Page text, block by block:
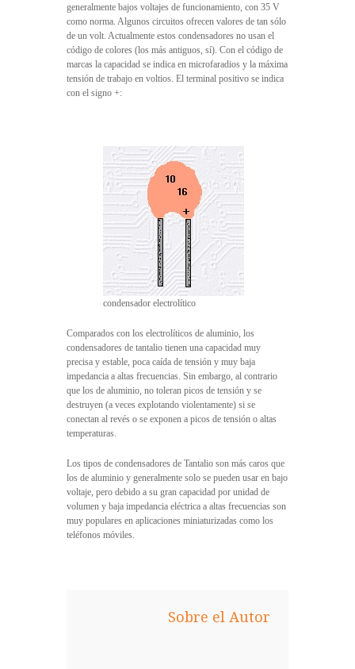
generalmente bajos voltajes de funcionamiento, con 35 V
como norma. Algunos circuitos ofrecen valores de tan sólo
de un volt. Actualmente estos condensadores no usan el
código de colores (los más antiguos, sí). Con el código de
marcas la capacidad se indica en microfaradios y la máxima
tensión de trabajo en voltios. El terminal positivo se indica
con el signo +:
condensador electrolítico
Comparados con los electrolíticos de aluminio, los
condensadores de tantalio tienen una capacidad muy
precisa y estable, poca caída de tensión y muy baja
impedancia a altas frecuencias. Sin embargo, al contrario
que los de aluminio, no toleran picos de tensión y se
destruyen (a veces explotando violentamente) si se
conectan al revés o se exponen a picos de tensión o altas
temperaturas.
Los tipos de condensadores de Tantalio son más caros que
los de aluminio y generalmente solo se pueden usar en bajo
voltaje, pero debido a su gran capacidad por unidad de
volumen y baja impedancia eléctrica a altas frecuencias son
muy populares en aplicaciones miniaturizadas como los
teléfonos móviles.
Sobre el Autor